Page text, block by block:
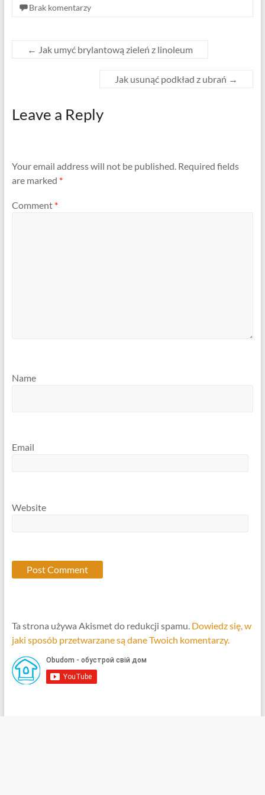
Brak komentarzy
← Jak umyć brylantową zieleń z linoleum
Jak usunąć podkład z ubrań →
Leave a Reply
Your email address will not be published. Required fields
are marked *
Comment *
Name
Email
Website
Ta strona używa Akismet do redukcji spamu. Dowiedz się, w
jaki sposób przetwarzane są dane Twoich komentarzy.